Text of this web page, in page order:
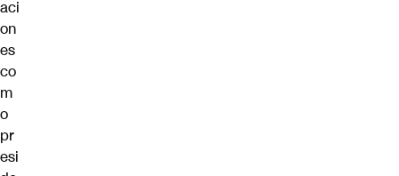
aci
on
es
co
m
o
pr
esi